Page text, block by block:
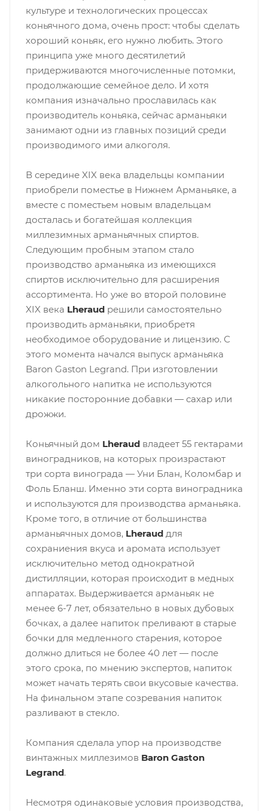
культуре и технологических процессах
коньячного дома, очень прост: чтобы сделать
хороший коньяк, его нужно любить. Этого
принципа уже много десятилетий
придерживаются многочисленные потомки,
продолжающие семейное дело. И хотя
компания изначально прославилась как
производитель коньяка, сейчас арманьяки
занимают одни из главных позиций среди
производимого ими алкоголя.
В середине XIX века владельцы компании
приобрели поместье в Нижнем Арманьяке, а
вместе с поместьем новым владельцам
досталась и богатейшая коллекция
миллезимных арманьячных спиртов.
Следующим пробным этапом стало
производство арманьяка из имеющихся
спиртов исключительно для расширения
ассортимента. Но уже во второй половине
XIX века Lheraudрешили самостоятельно
производить арманьяки, приобретя
необходимое оборудование и лицензию. С
этого момента начался выпуск арманьяка
Baron Gaston Legrand. При изготовлении
алкогольного напитка не используются
никакие посторонние добавки — сахар или
дрожжи.
Коньячный дом Lheraudвладеет 55 гектарами
виноградников, на которых произрастают
три сорта винограда — Уни Блан, Коломбар и
Фоль Бланш. Именно эти сорта виноградника
и используются для производства арманьяка.
Кроме того, в отличие от большинства
арманьячных домов, Lheraudдля
сохраниения вкуса и аромата использует
исключительно метод однократной
дистилляции, которая происходит в медных
аппаратах. Выдерживается арманьяк не
менее 6-7 лет, обязательно в новых дубовых
бочках, а далее напиток преливают в старые
бочки для медленного старения, которое
должно длиться не более 40 лет — после
этого срока, по мнению экспертов, напиток
может начать терять свои вкусовые качества.
На финальном этапе созревания напиток
разливают в стекло.
Компания сделала упор на производстве
винтажных миллезимов Baron Gaston
Legrand.
Несмотря одинаковые условия производства,